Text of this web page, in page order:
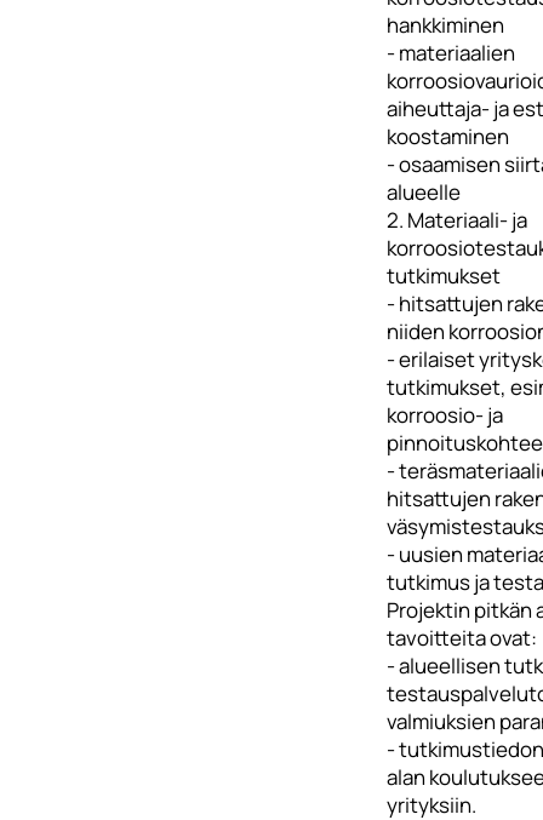
hankkiminen
- materiaalien
aiheuttaja- ja
koostaminen
- osaamisen
alueelle
2. Materiaali- ja
tutkimukset
- hitsattujen
niiden
- erilaiset
tutkimukset,
korroosio- ja
-
hitsattujen
- uusien
tutkimus ja
Projektin pitkän
tavoitteita ovat:
- alueellisen
valmiuksien
-
alan
yrityksiin.